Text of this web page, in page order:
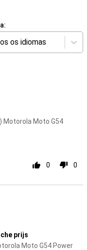
os idiomas
Motorola Moto G54
0 0
prijs
Moto G54 Power